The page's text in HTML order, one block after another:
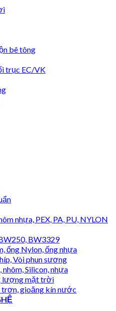
bê tông
trục EC/VK
nhựa, PEX, PA, PU, NYLON
BW3329
ống Nylon, ống nhựa
Vòi phun sương
Silicon, nhựa
lượng mặt trời
trơn, gioăng kín nước